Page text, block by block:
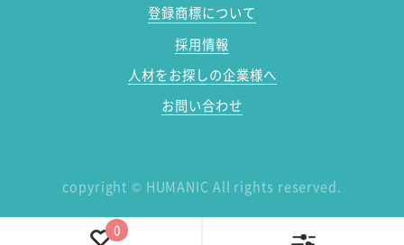
登録商標について
採用情報
人材をお探しの企業様へ
お問い合わせ
copyright © HUMANIC All rights reserved.
0